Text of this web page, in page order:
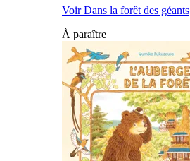
Voir Dans la forêt des géants
À paraître